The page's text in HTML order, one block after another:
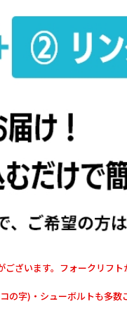
ざいます。フォークリフ
字)・シューボルトも多